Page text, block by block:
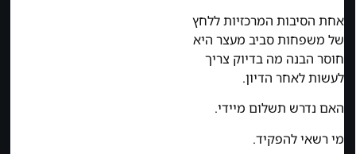
אחת הסיבות המרכזיות ללחץ
של משפחות סביב מעצר היא
חוסר הבנה מה בדיוק צריך
לעשות לאחר הדיון.
האם נדרש תשלום מיידי.
מי רשאי להפקיד.